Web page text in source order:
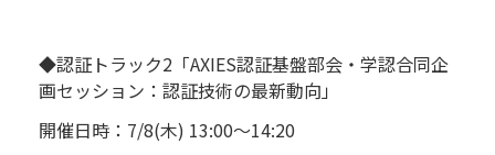
◆認証トラック2「AXIES認証基盤部会・学認合同企
画セッション：認証技術の最新動向」
開催日時：7/8(木) 13:00～14:20